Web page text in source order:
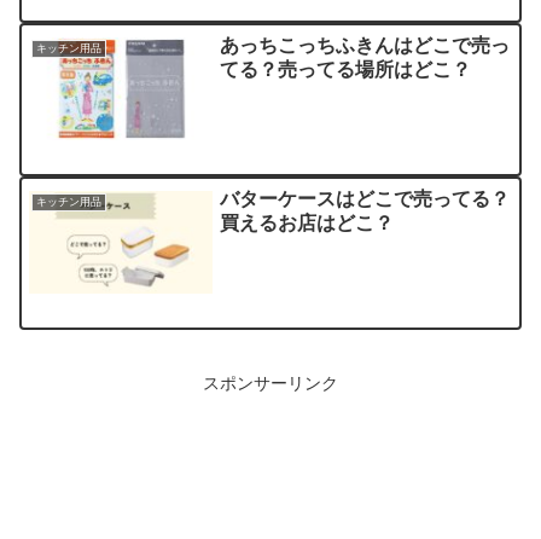
キッチン用品
あっちこっちふきんはどこで売っ
てる？売ってる場所はどこ？
キッチン用品
バターケースはどこで売ってる？
買えるお店はどこ？
スポンサーリンク